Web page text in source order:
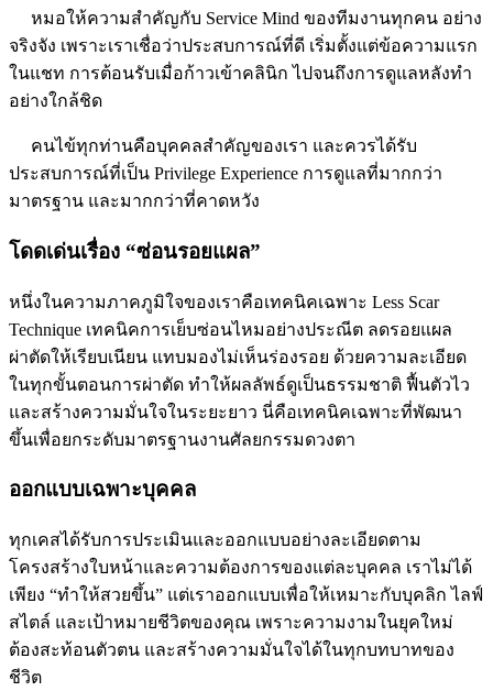
หมอให้ความสำคัญกับ Service Mind ของทีมงานทุกคน อย่าง
จริงจัง เพราะเราเชื่อว่าประสบการณ์ที่ดี เริ่มตั้งแต่ข้อความแรก
ในแชท การต้อนรับเมื่อก้าวเข้าคลินิก ไปจนถึงการดูแลหลังทำ
อย่างใกล้ชิด
คนไข้ทุกท่านคือบุคคลสำคัญของเรา และควรได้รับ
ประสบการณ์ที่เป็น Privilege Experience การดูแลที่มากกว่า
มาตรฐาน และมากกว่าที่คาดหวัง
โดดเด่นเรื่อง “ซ่อนรอยแผล”
หนึ่งในความภาคภูมิใจของเราคือเทคนิคเฉพาะ Less Scar
Technique เทคนิคการเย็บซ่อนไหมอย่างประณีต ลดรอยแผล
ผ่าตัดให้เรียบเนียน แทบมองไม่เห็นร่องรอย ด้วยความละเอียด
ในทุกขั้นตอนการผ่าตัด ทำให้ผลลัพธ์ดูเป็นธรรมชาติ ฟื้นตัวไว
และสร้างความมั่นใจในระยะยาว นี่คือเทคนิคเฉพาะที่พัฒนา
ขึ้นเพื่อยกระดับมาตรฐานงานศัลยกรรมดวงตา
ออกแบบเฉพาะบุคคล
ทุกเคสได้รับการประเมินและออกแบบอย่างละเอียดตาม
โครงสร้างใบหน้าและความต้องการของแต่ละบุคคล เราไม่ได้
เพียง “ทำให้สวยขึ้น” แต่เราออกแบบเพื่อให้เหมาะกับบุคลิก ไลฟ์
สไตล์ และเป้าหมายชีวิตของคุณ เพราะความงามในยุคใหม่
ต้องสะท้อนตัวตน และสร้างความมั่นใจได้ในทุกบทบาทของ
ชีวิต